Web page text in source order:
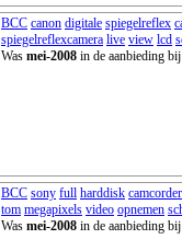
BCC canon digitale spiegelreflex
spiegelreflexcamera live view lcd
Was mei-2008 in de aanbieding bij
BCC sony full harddisk camcorder
tom megapixels video opnemen
Was mei-2008 in de aanbieding bij